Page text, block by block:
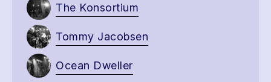
The Konsortium
Tommy Jacobsen
Ocean Dweller